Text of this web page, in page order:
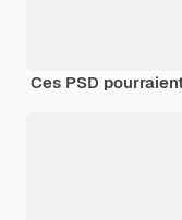
Ces PSD